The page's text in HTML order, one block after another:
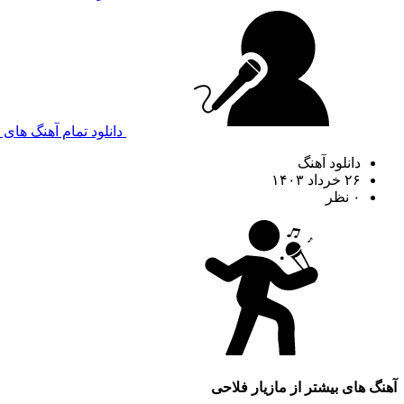
دانلود تمام آهنگ
دانلود آهنگ
۲۶ خرداد ۱۴۰۳
۰ نظر
آهنگ های بیشتر از مازیار فلاحی